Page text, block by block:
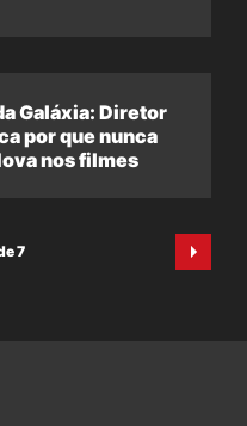
Galáxia: Diretor
por que nunca
nos filmes
7